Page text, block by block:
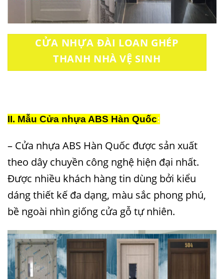
CỬA NHỰA ĐÀI LOAN GHÉP
THANH NHÀ VỆ SINH
II. Mẫu Cửa nhựa ABS Hàn Quốc:
– Cửa nhựa ABS Hàn Quốc được sản xuất
theo dây chuyền công nghệ hiện đại nhất.
Được nhiều khách hàng tin dùng bởi kiểu
dáng thiết kế đa dạng, màu sắc phong phú,
bề ngoài nhìn giống cửa gỗ tự nhiên.